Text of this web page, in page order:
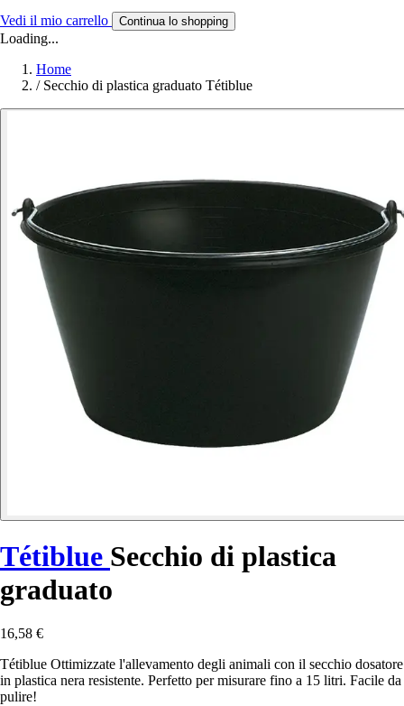
Vedi il mio carrello Continua lo shopping
Loading...
Home
/ Secchio di plastica graduato Tétiblue
Tétiblue Secchio di plastica
graduato
16,58 €
Tétiblue Ottimizzate l'allevamento degli animali con il secchio dosatore
in plastica nera resistente. Perfetto per misurare fino a 15 litri. Facile da
pulire!